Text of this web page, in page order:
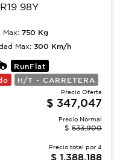
98Y
Max: 750 Kg
Max: 300 Km/h
RunFlat
H/T - CARRETERA
Precio Oferta
$ 347,047
Precio Normal
$ 533,900
Precio total por 4
$ 1,388,188